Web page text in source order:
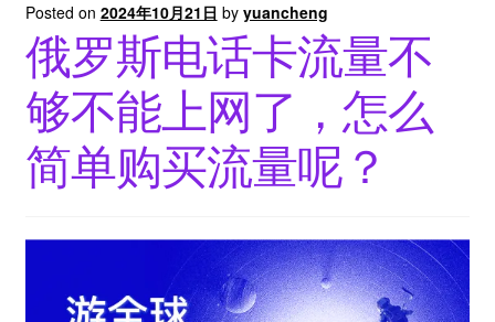
Posted on 2024年10月21日 by yuancheng
俄罗斯电话卡流量不
够不能上网了，怎么
简单购买流量呢？